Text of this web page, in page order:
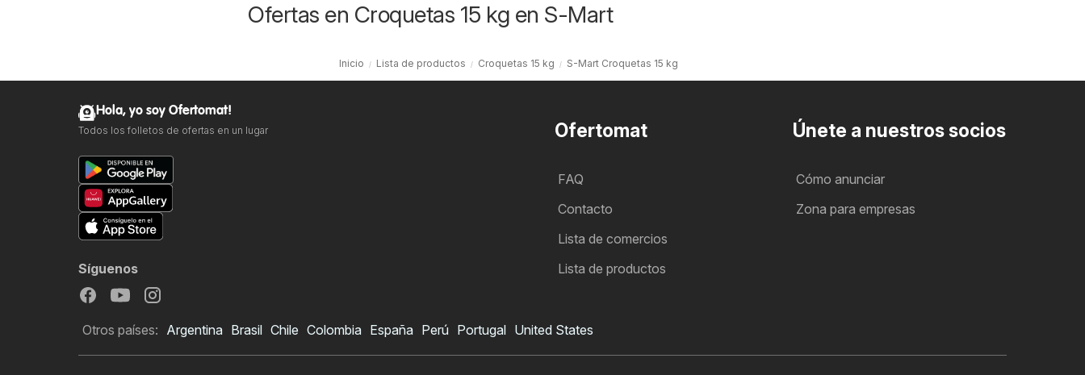
Ofertas en Croquetas 15 kg en S-Mart
Inicio Lista de productos Croquetas 15 kg S-Mart Croquetas 15 kg
Ofertomat
FAQ
Contacto
Lista de comercios
Lista de productos
Únete a nuestros socios
Cómo anunciar
Zona para empresas
Hola, yo soy Ofertomat!
Todos los folletos de ofertas en un lugar
Síguenos
Otros países: Argentina Brasil Chile Colombia España Perú Portugal United States